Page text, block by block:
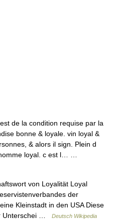
de la condition requise par la
bonne & loyale. vin loyal &
& alors il sign. Plein d
loyal. c est l… …
von Loyalität Loyal
der
Kleinstadt in den USA Diese
Unterschei …
Deutsch Wikipedia